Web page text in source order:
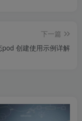
下一篇
pod 创建使用示例详解